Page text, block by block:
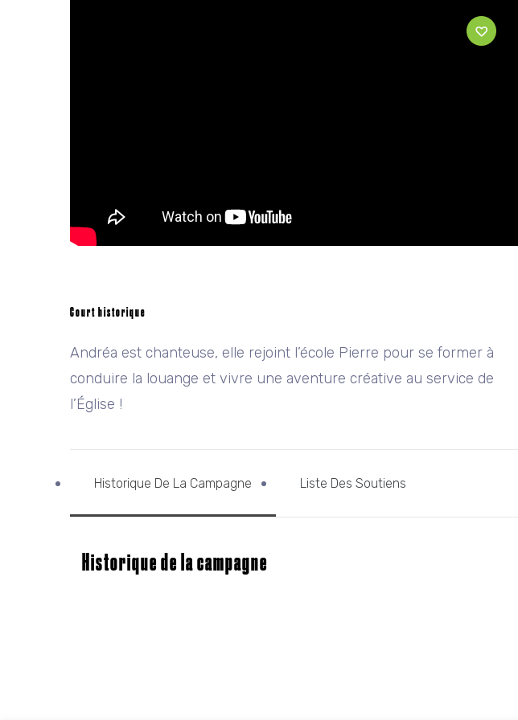
Court historique
Andréa est chanteuse, elle rejoint l’école Pierre pour se former à
conduire la louange et vivre une aventure créative au service de
l’Église !
Historique De La Campagne Liste Des Soutiens
Historique de la campagne